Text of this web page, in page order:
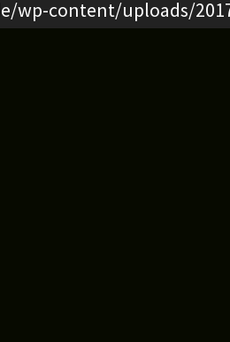
wp-content/uploads/